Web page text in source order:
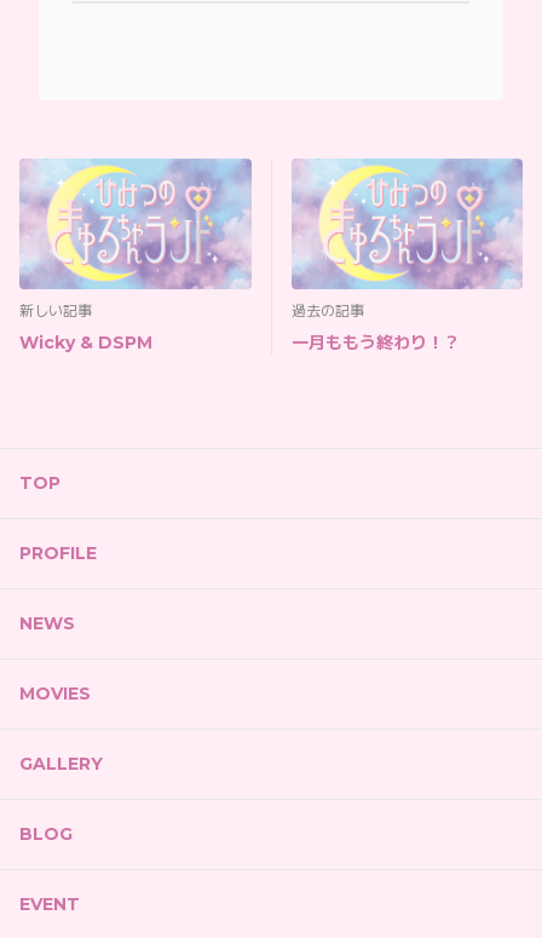
新しい記事
Wicky & DSPM
過去の記事
一月ももう終わり！？
TOP
PROFILE
NEWS
MOVIES
GALLERY
BLOG
EVENT